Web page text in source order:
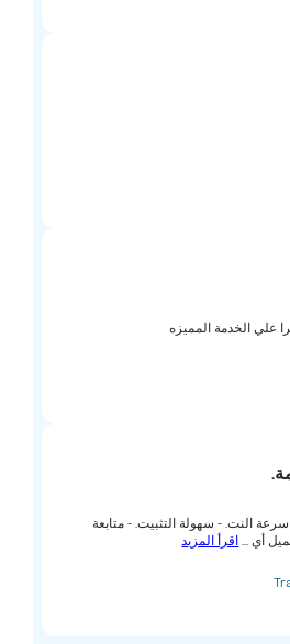
- سهولة التثبيت. - متابعة
اقرأ المزيد